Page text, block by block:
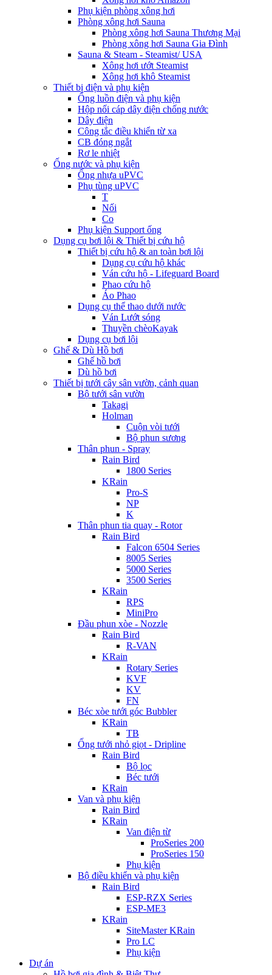
Phụ kiện phòng xông hơi
Phòng xông hơi Sauna
Phòng xông hơi Sauna Thương Mại
Phòng xông hơi Sauna Gia Đình
Sauna & Steam - Steamist/ USA
Xông hơi ướt Steamist
Xông hơi khô Steamist
Thiết bị điện và phụ kiện
Ống luồn điện và phụ kiện
Hộp nối cáp dây điện chống nước
Dây điện
Công tắc điều khiển từ xa
CB đóng ngắt
Rơ le nhiệt
Ống nước và phụ kiện
Ống nhựa uPVC
Phụ tùng uPVC
T
Nối
Co
Phụ kiện Support ống
Dụng cụ bơi lội & Thiết bị cứu hộ
Thiết bị cứu hộ & an toàn bơi lội
Dụng cụ cứu hộ khác
Ván cứu hộ - Lifeguard Board
Phao cứu hộ
Áo Phao
Dụng cụ thể thao dưới nước
Ván Lướt sóng
Thuyền chèoKayak
Dụng cụ bơi lội
Ghế & Dù Hồ bơi
Ghế hồ bơi
Dù hồ bơi
Thiết bị tưới cây sân vườn, cảnh quan
Bộ tưới sân vườn
Takagi
Holman
Cuộn vòi tưới
Bộ phun sương
Thân phun - Spray
Rain Bird
1800 Series
KRain
Pro-S
NP
K
Thân phun tia quay - Rotor
Rain Bird
Falcon 6504 Series
8005 Series
5000 Series
3500 Series
KRain
RPS
MiniPro
Đầu phun xòe - Nozzle
Rain Bird
R-VAN
KRain
Rotary Series
KVF
KV
FN
Béc xòe tưới góc Bubbler
KRain
TB
Ống tưới nhỏ giọt - Dripline
Rain Bird
Bộ lọc
Béc tưới
KRain
Van và phụ kiện
Rain Bird
KRain
Van điện từ
ProSeries 200
ProSeries 150
Phụ kiện
Bộ điều khiển và phụ kiện
Rain Bird
ESP-RZX Series
ESP-ME3
KRain
SiteMaster KRain
Pro LC
Phụ kiện
Dự án